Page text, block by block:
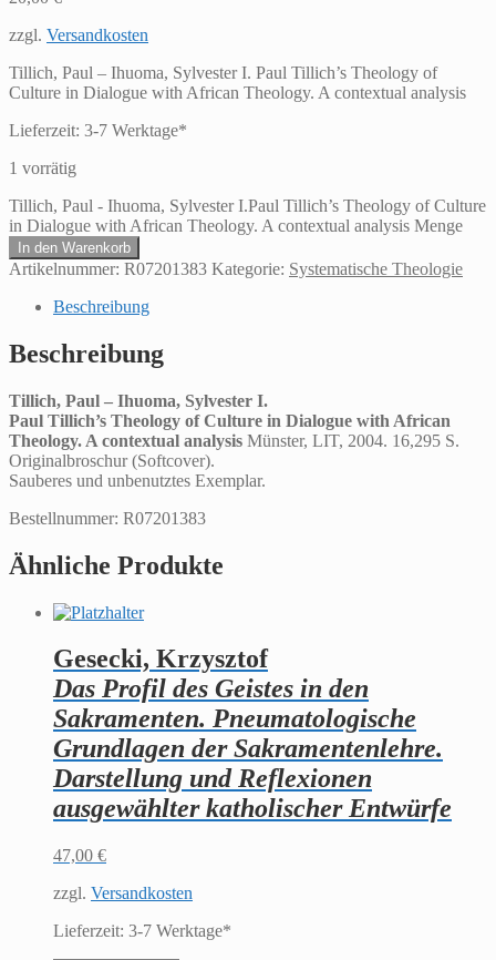
zzgl. Versandkosten
Tillich, Paul – Ihuoma, Sylvester I. Paul Tillich’s Theology of
Culture in Dialogue with African Theology. A contextual analysis
Lieferzeit: 3-7 Werktage*
1 vorrätig
Tillich, Paul - Ihuoma, Sylvester I.Paul Tillich’s Theology of Culture
in Dialogue with African Theology. A contextual analysis Menge
In den Warenkorb
Artikelnummer: R07201383 Kategorie: Systematische Theologie
Beschreibung
Beschreibung
Tillich, Paul – Ihuoma, Sylvester I.
Paul Tillich’s Theology of Culture in Dialogue with African
Theology. A contextual analysis Münster, LIT, 2004. 16,295 S.
Originalbroschur (Softcover).
Sauberes und unbenutztes Exemplar.
Bestellnummer: R07201383
Ähnliche Produkte
Gesecki, Krzysztof
Das Profil des Geistes in den
Sakramenten. Pneumatologische
Grundlagen der Sakramentenlehre.
Darstellung und Reflexionen
ausgewählter katholischer Entwürfe
47,00 €
zzgl. Versandkosten
Lieferzeit: 3-7 Werktage*